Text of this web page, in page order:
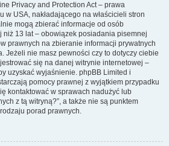
Privacy and Protection Act – prawa
USA, nakładającego na właścicieli stron
mogą zbierać informacje od osób
niż 13 lat – obowiązek posiadania pisemnej
prawnych na zbieranie informacji prywatnych
Jeżeli nie masz pewności czy to dotyczy ciebie
się na danej witrynie internetowej –
uzyskać wyjaśnienie. phpBB Limited i
pomocy prawnej z wyjątkiem przypadku
kontaktować w sprawach nadużyć lub
z tą witryną?”, a także nie są punktem
porad prawnych.